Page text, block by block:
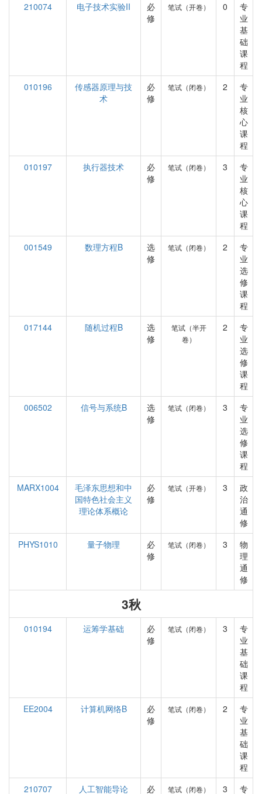
210074
电子技术实验II
必
修
笔试（开卷） 0
专
业
基
础
课
程
010196
传感器原理与技
术
必
修
笔试（闭卷） 2
专
业
核
心
课
程
010197
执行器技术
必
修
笔试（闭卷） 3
专
业
核
心
课
程
001549
数理方程B
选
修
笔试（闭卷） 2
专
业
选
修
课
程
017144
随机过程B
选
修
笔试（半开
卷）
2
专
业
选
修
课
程
006502
信号与系统B
选
修
笔试（闭卷） 3
专
业
选
修
课
程
MARX1004
毛泽东思想和中
国特色社会主义
理论体系概论
必
修
笔试（开卷） 3
政
治
通
修
PHYS1010
量子物理
必
修
笔试（闭卷） 3
物
理
通
修
3秋
010194 运筹学基础
必
修
笔试（闭卷） 3
专
业
基
础
课
程
EE2004
计算机网络B
必
修
笔试（闭卷） 2
专
业
基
础
课
程
210707
人工智能导论 必 笔试（闭卷） 3 专